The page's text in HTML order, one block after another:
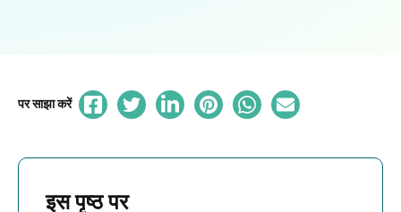
पर साझा करें
इस पृष्ठ पर